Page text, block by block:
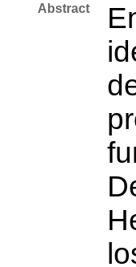
Abstract